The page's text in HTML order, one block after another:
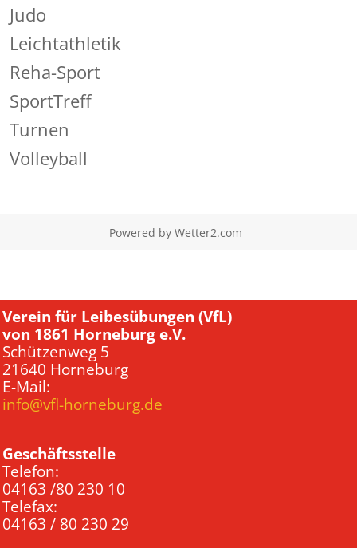
Judo
Leichtathletik
Reha-Sport
SportTreff
Turnen
Volleyball
Powered by Wetter2.com
Verein für Leibesübungen (VfL)
von 1861 Horneburg e.V.
Schützenweg 5
21640 Horneburg
E-Mail:
info@vfl-horneburg.de
Geschäftsstelle
Telefon:
04163 /80 230 10
Telefax:
04163 / 80 230 29